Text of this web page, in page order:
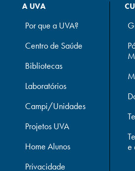
A UVA
Por que a UVA?
Centro de Saúde
Bibliotecas
Laboratórios
Campi/Unidades
Projetos UVA
Home Alunos
Privacidade
e